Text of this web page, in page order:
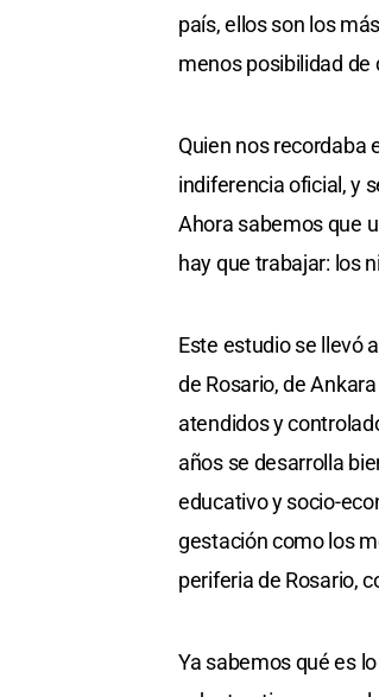
país, ellos son los
menos posibilidad de
Quien nos recordaba
indiferencia oficial, y
Ahora sabemos que
hay que trabajar: los
Este estudio se llevó
de Rosario, de
atendidos y
años se desarrolla
educativo y socio-
gestación como los
periferia de Rosario,
Ya sabemos qué es